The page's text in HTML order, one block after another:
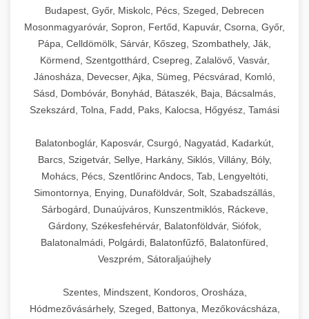
Budapest, Győr, Miskolc, Pécs, Szeged, Debrecen
Mosonmagyaróvár, Sopron, Fertőd, Kapuvár, Csorna, Győr,
Pápa, Celldömölk, Sárvár, Kőszeg, Szombathely, Ják,
Körmend, Szentgotthárd, Csepreg, Zalalövő, Vasvár,
Jánosháza, Devecser, Ajka, Sümeg, Pécsvárad, Komló,
Sásd, Dombóvár, Bonyhád, Bátaszék, Baja, Bácsalmás,
Szekszárd, Tolna, Fadd, Paks, Kalocsa, Hőgyész, Tamási
Balatonboglár, Kaposvár, Csurgó, Nagyatád, Kadarkút,
Barcs, Szigetvár, Sellye, Harkány, Siklós, Villány, Bóly,
Mohács, Pécs, Szentlőrinc Andocs, Tab, Lengyeltóti,
Simontornya, Enying, Dunaföldvár, Solt, Szabadszállás,
Sárbogárd, Dunaújváros, Kunszentmiklós, Ráckeve,
Gárdony, Székesfehérvár, Balatonföldvár, Siófok,
Balatonalmádi, Polgárdi, Balatonfűzfő, Balatonfüred,
Veszprém, Sátoraljaújhely
Szentes, Mindszent, Kondoros, Orosháza,
Hódmezővásárhely, Szeged, Battonya, Mezőkovácsháza,